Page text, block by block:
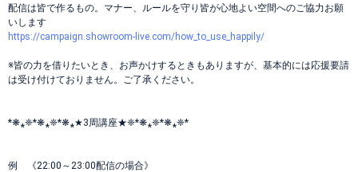
配信は皆で作るもの。マナー、ルールを守り皆が心地よい空間へのご協力お願
いします
https://campaign.showroom-live.com/how_to_use_happily/
※皆の力を借りたいとき、お声かけするときもありますが、基本的には応援要請
は受け付けておりません。ご了承ください。
*❋⁎❈*❋⁎❈*❋⁎★3周講座★❈*❋⁎❈*❋⁎❈*
例 《22:00～23:00配信の場合》